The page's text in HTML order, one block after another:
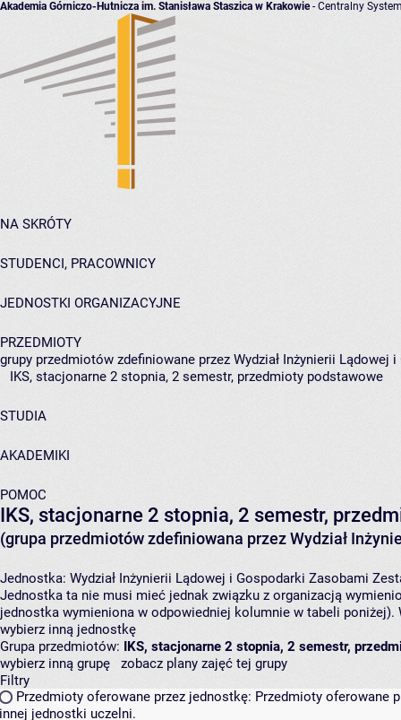
Akademia Górniczo-Hutnicza im. Stanisława Staszica w Krakowie- Centralny
NA SKRÓTY
STUDENCI, PRACOWNICY
JEDNOSTKI ORGANIZACYJNE
PRZEDMIOTY
grupy przedmiotów zdefiniowane przez Wydział Inżynierii Lądowej
IKS, stacjonarne 2 stopnia, 2 semestr, przedmioty podstawowe
STUDIA
AKADEMIKI
POMOC
IKS, stacjonarne 2 stopnia, 2 semestr,
(grupa przedmiotów zdefiniowana przez Wydział
Jednostka: Wydział Inżynierii Lądowej i Gospodarki Zasobami
Jednostka ta nie musi mieć jednak związku z organizacją
jednostka wymieniona w odpowiedniej kolumnie w tabeli
wybierz inną jednostkę
Grupa przedmiotów: IKS, stacjonarne 2 stopnia, 2 semestr,
wybierz inną grupę
zobacz plany zajęć tej grupy
Filtry
Przedmioty oferowane przez jednostkę: Przedmioty oferowane
innej jednostki uczelni.